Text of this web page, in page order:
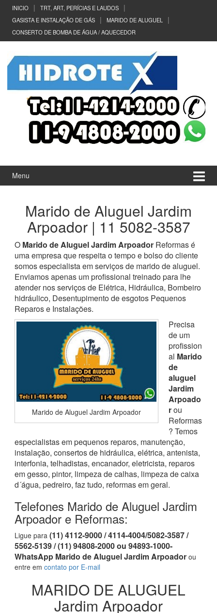
Conteúdo
Pular
menu
principal
INICIO
TRT, ART, PERÍCIAS E LAUDOS
GASISTA E INSTALAÇÃO DE GÁS
MARIDO DE ALUGUEL
CONSERTO DE BOMBA DE ÁGUA / AQUECEDOR
Menu
Marido de Aluguel Jardim
Arpoador | 11 5082-3587
O Marido de Aluguel Jardim Arpoador Reformas é
uma empresa que respeita o tempo e bolso do cliente
somos especialista em serviços de marido de aluguel.
Enviamos apenas um profissional treinado para lhe
atender nos serviços de Elétrica, Hidráulica, Bombeiro
hidráulico, Desentupimento de esgotos Pequenos
Reparos e Instalações.
Marido de Aluguel Jardim Arpoador
Precisa
de um
profission
al Marido
de
aluguel
Jardim
Arpoado
rou
Reformas
? Temos
especialistas em pequenos reparos, manutenção,
instalação, consertos de hidráulica, elétrica, antenista,
interfonia, telhadistas, encanador, eletricista, reparos
em gesso, pintor, limpeza de calhas, limpeza de caixa
d´água, pedreiro, faz tudo, reformas em geral.
Telefones Marido de Aluguel Jardim
Arpoador e Reformas:
Ligue para (11) 4112-9000 / 4114-4004/5082-3587 /
5562-5139 / (11) 94808-2000 ou 94893-1000-
WhatsApp Marido de Aluguel Jardim Arpoador ou
entre em contato por E-mail
MARIDO DE ALUGUEL
Jardim Arpoador